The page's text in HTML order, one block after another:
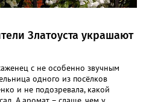
Златоуста украшают
с не особенно звучным
одного из посёлков
и не подозревала, какой